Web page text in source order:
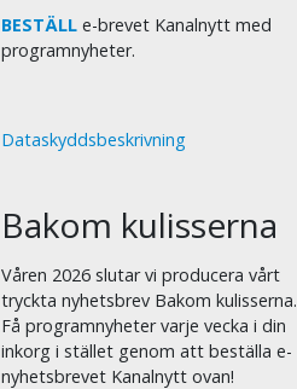
BESTÄLL e-brevet Kanalnytt med
programnyheter.
Dataskyddsbeskrivning
Bakom kulisserna
Våren 2026 slutar vi producera vårt
tryckta nyhetsbrev Bakom kulisserna.
Få programnyheter varje vecka i din
inkorg i stället genom att beställa e-
nyhetsbrevet Kanalnytt ovan!